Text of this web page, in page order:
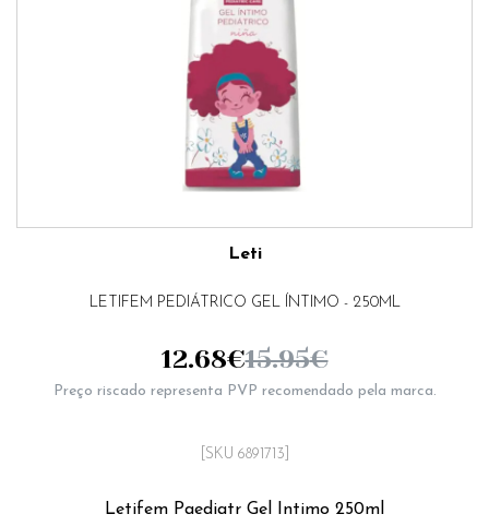
Leti
LETIFEM PEDIÁTRICO GEL ÍNTIMO - 250ML
Letifem Paediatr Gel Intimo 250ml
[SKU 6891713]
12.68€15.95€
Preço riscado representa PVP recomendado pela marca.